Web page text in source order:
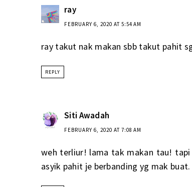
ray
FEBRUARY 6, 2020 AT 5:54 AM
ray takut nak makan sbb takut pahit
REPLY
Siti Awadah
FEBRUARY 6, 2020 AT 7:08 AM
weh terliur! lama tak makan tau! tapi
asyik pahit je berbanding yg mak buat.